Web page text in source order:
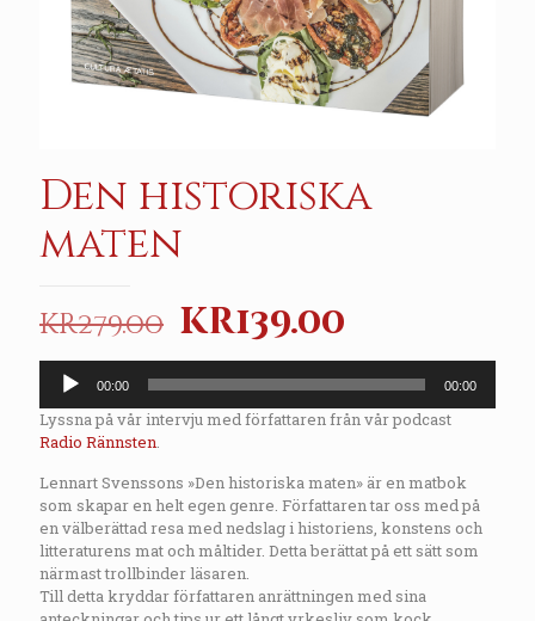
Den historiska
maten
kr279.00 Original
price
was:
kr279.00.
kr139.00
price
is:
kr139.00.
Audio
Player
00:00 00:00
Lyssna på vår intervju med författaren från vår podcast
Radio Rännsten.
Lennart Svenssons »Den historiska maten» är en matbok
som skapar en helt egen genre. Författaren tar oss med på
en välberättad resa med nedslag i historiens, konstens och
litteraturens mat och måltider. Detta berättat på ett sätt som
närmast trollbinder läsaren.
Till detta kryddar författaren anrättningen med sina